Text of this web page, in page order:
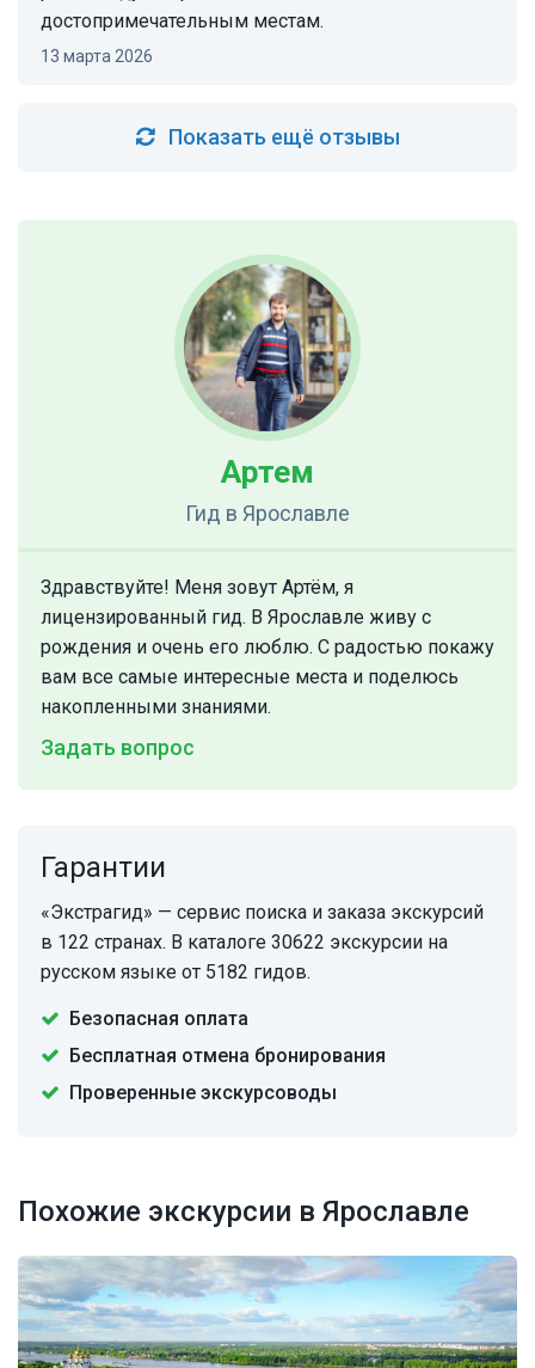
достопримечательным местам.
13 марта 2026
Показать ещё отзывы
Артем
Гид в Ярославле
Здравствуйте! Меня зовут Артём, я
лицензированный гид. В Ярославле живу с
рождения и очень его люблю. С радостью покажу
вам все самые интересные места и поделюсь
накопленными знаниями.
Задать вопрос
Гарантии
«Экстрагид» — сервис поиска и заказа экскурсий
в 122 странах. В каталоге 30622 экскурсии на
русском языке от 5182 гидов.
Безопасная оплата
Бесплатная отмена бронирования
Проверенные экскурсоводы
Похожие экскурсии в Ярославле